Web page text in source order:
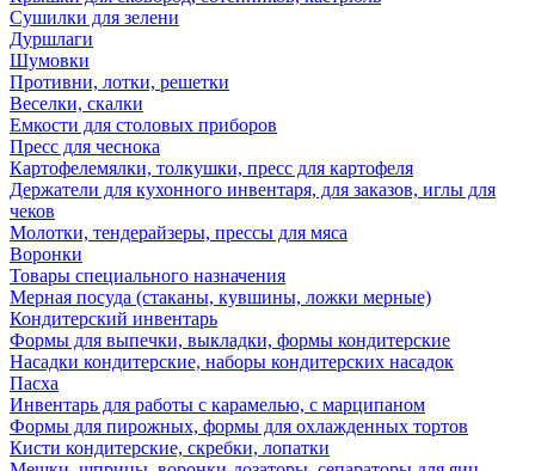
Сушилки для зелени
Дуршлаги
Шумовки
Противни, лотки, решетки
Веселки, скалки
Емкости для столовых приборов
Пресс для чеснока
Картофелемялки, толкушки, пресс для картофеля
Держатели для кухонного инвентаря, для заказов, иглы для
чеков
Молотки, тендерайзеры, прессы для мяса
Воронки
Товары специального назначения
Мерная посуда (стаканы, кувшины, ложки мерные)
Кондитерский инвентарь
Формы для выпечки, выкладки, формы кондитерские
Насадки кондитерские, наборы кондитерских насадок
Пасха
Инвентарь для работы с карамелью, с марципаном
Формы для пирожных, формы для охлажденных тортов
Кисти кондитерские, скребки, лопатки